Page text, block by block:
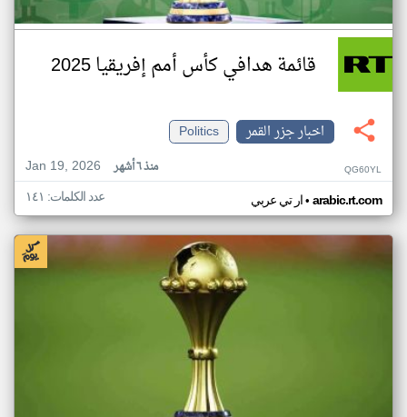
قائمة هدافي كأس أمم إفريقيا 2025
اخبار جزر القمر
Politics
Jan 19, 2026
منذ ٦ أشهر QG60YL
ار تي عربي• arabic.rt.com عدد الكلمات: ١٤١